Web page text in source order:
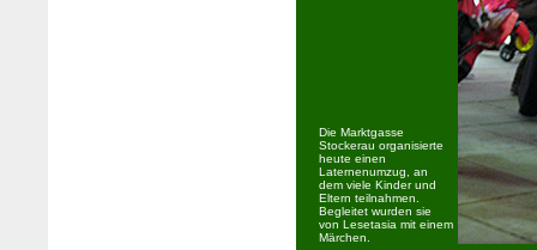
Die Marktgasse
Stockerau organisierte
heute einen
Laternenumzug, an
dem viele Kinder und
Eltern teilnahmen.
Begleitet wurden sie
von Lesetasia mit einem
Märchen.